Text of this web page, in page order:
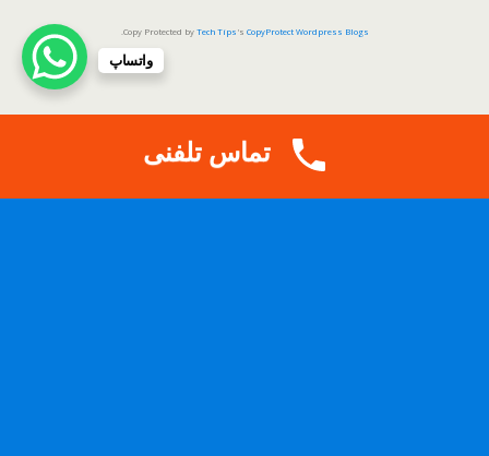
Copy Protected by Tech Tips 's CopyProtect Wordpress Blogs
.
واتساپ
تماس تلفنی